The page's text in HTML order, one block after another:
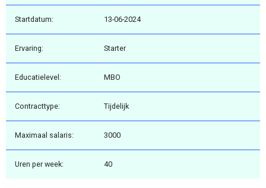
Startdatum: 13-06-2024
Ervaring: Starter
Educatielevel: MBO
Contracttype: Tijdelijk
Maximaal salaris: 3000
Uren per week: 40